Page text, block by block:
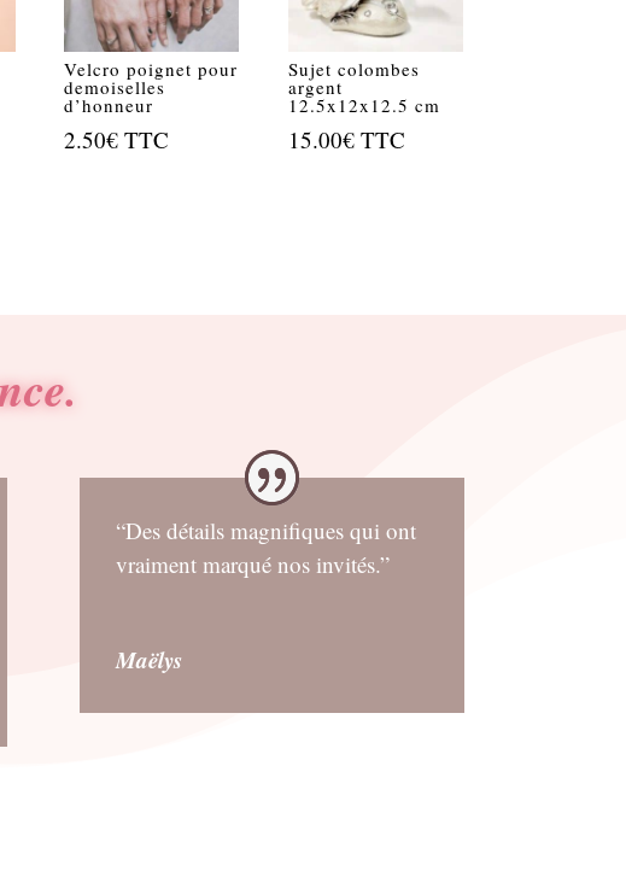
Velcro poignet pour
demoiselles
d’honneur
2.50€ TTC
Sujet colombes
argent
12.5x12x12.5 cm
15.00€ TTC
“Des détails magnifiques qui ont
vraiment marqué nos invités.”
Maëlys